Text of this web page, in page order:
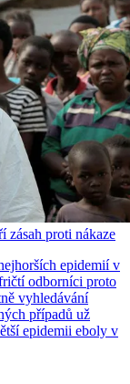
zásah proti nákaze
epidemií v
odborníci proto
vyhledávání
případů už
epidemii eboly v